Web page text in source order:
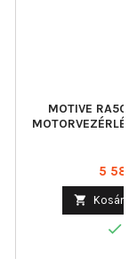
MOTIVE
Ár
5
 Kosárba
